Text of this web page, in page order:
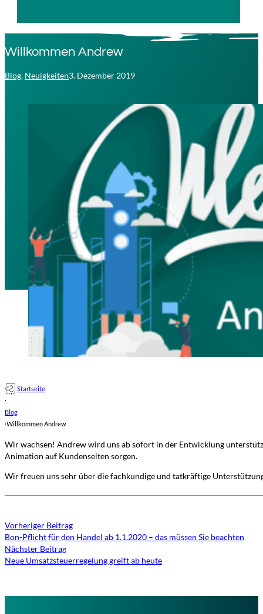
Willkommen Andrew
Blog, Neuigkeiten3. Dezember 2019
Startseite
·
Blog
·Willkommen Andrew
Wir wachsen! Andrew wird uns ab sofort in der Entwicklung
Animation auf Kundenseiten sorgen.
Wir freuen uns sehr über die fachkundige und tatkräftige
Vorheriger Beitrag
Bon-Pflicht für den Handel ab 1.1.2020 – das müssen Sie beachten
Nächster Beitrag
Neue Umsatzsteuerregelung greift ab heute